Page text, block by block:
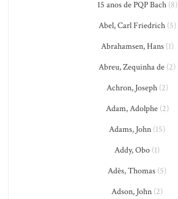
15 anos de PQP Bach(8)
Abel, Carl Friedrich(5)
Abrahamsen, Hans(1)
Abreu, Zequinha de (2)
Achron, Joseph(2)
Adam, Adolphe(2)
Adams, John (15)
Addy, Obo (1)
Adès, Thomas (5)
Adson, John (2)